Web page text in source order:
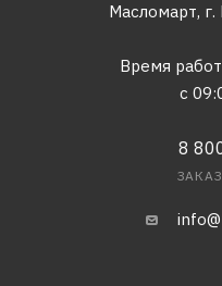
Масломарт,
Время
с
8